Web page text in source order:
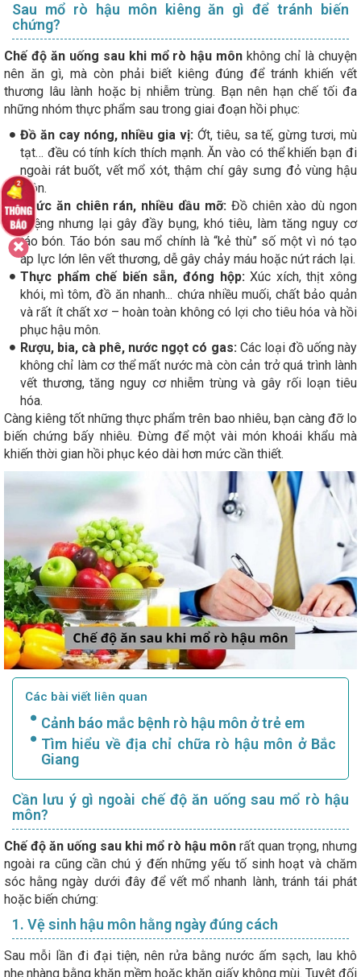
Sau mổ rò hậu môn kiêng ăn gì để tránh biến
chứng?
Chế độ ăn uống sau khi mổ rò hậu môn không chỉ là chuyện
nên ăn gì, mà còn phải biết kiêng đúng để tránh khiến vết
thương lâu lành hoặc bị nhiễm trùng. Bạn nên hạn chế tối đa
những nhóm thực phẩm sau trong giai đoạn hồi phục:
Đồ ăn cay nóng, nhiều gia vị: Ớt, tiêu, sa tế, gừng tươi, mù
tạt… đều có tính kích thích mạnh. Ăn vào có thể khiến bạn đi
ngoài rát buốt, vết mổ xót, thậm chí gây sưng đỏ vùng hậu
môn.
Thức ăn chiên rán, nhiều dầu mỡ: Đồ chiên xào dù ngon
miệng nhưng lại gây đầy bụng, khó tiêu, làm tăng nguy cơ
táo bón. Táo bón sau mổ chính là “kẻ thù” số một vì nó tạo
áp lực lớn lên vết thương, dễ gây chảy máu hoặc nứt rách lại.
Thực phẩm chế biến sẵn, đóng hộp:Xúc xích, thịt xông
khói, mì tôm, đồ ăn nhanh... chứa nhiều muối, chất bảo quản
và rất ít chất xơ – hoàn toàn không có lợi cho tiêu hóa và hồi
phục hậu môn.
Rượu, bia, cà phê, nước ngọt có gas: Các loại đồ uống này
không chỉ làm cơ thể mất nước mà còn cản trở quá trình lành
vết thương, tăng nguy cơ nhiễm trùng và gây rối loạn tiêu
hóa.
Càng kiêng tốt những thực phẩm trên bao nhiêu, bạn càng đỡ lo
biến chứng bấy nhiêu. Đừng để một vài món khoái khẩu mà
khiến thời gian hồi phục kéo dài hơn mức cần thiết.
Các bài viết liên quan
Cảnh báo mắc bệnh rò hậu môn ở trẻ em
Tìm hiểu về địa chỉ chữa rò hậu môn ở Bắc
Giang
Cần lưu ý gì ngoài chế độ ăn uống sau mổ rò hậu
môn?
Chế độ ăn uống sau khi mổ rò hậu môn rất quan trọng, nhưng
ngoài ra cũng cần chú ý đến những yếu tố sinh hoạt và chăm
sóc hằng ngày dưới đây để vết mổ nhanh lành, tránh tái phát
hoặc biến chứng:
1. Vệ sinh hậu môn hằng ngày đúng cách
Sau mỗi lần đi đại tiện, nên rửa bằng nước ấm sạch, lau khô
nhẹ nhàng bằng khăn mềm hoặc khăn giấy không mùi. Tuyệt đối